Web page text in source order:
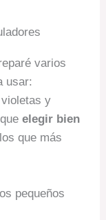
varios
usar:
y
elegir bien
que más
pequeños